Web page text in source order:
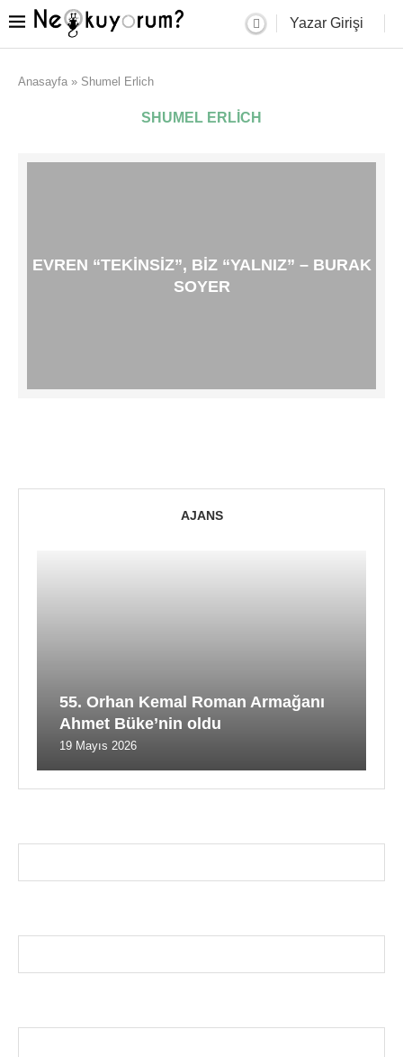
Yazar Girişi
Anasayfa » Shumel Erlich
SHUMEL ERLICH
EVREN “TEKINSIZ”, BIZ “YALNIZ” – BURAK
SOYER
AJANS
55. Orhan Kemal Roman Armağanı
Ahmet Büke’nin oldu
19 Mayıs 2026